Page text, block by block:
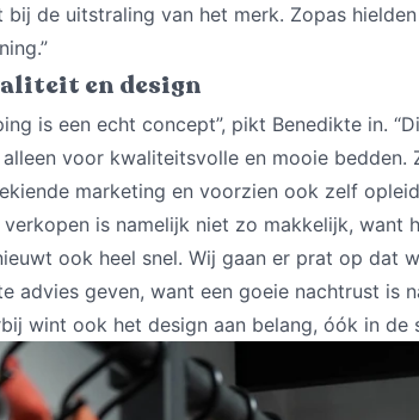
bij de uitstraling van het merk. Zopas
en design
is een echt concept”, pikt Benedikte in.
voor kwaliteitsvolle en mooie bedden.
marketing en voorzien ook zelf
verkopen is namelijk niet zo makkelijk, want
ook heel snel. Wij gaan er prat op dat
advies geven, want een goeie nachtrust is
wint ook het design aan belang, óók in de